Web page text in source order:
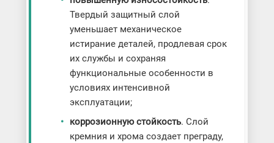
Твердый защитный слой
уменьшает механическое
истирание деталей, продлевая срок
их службы и сохраняя
функциональные особенности в
условиях интенсивной
эксплуатации;
коррозионную стойкость. Слой
кремния и хрома создает преграду,